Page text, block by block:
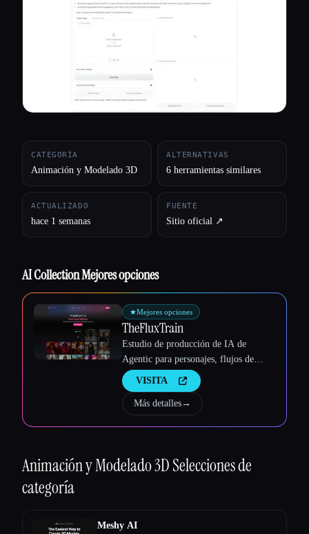
Todas las categorías
Esc
CATEGORÍA
Animación y Modelado 3D
ALTERNATIVAS
6 herramientas similares
ACTUALIZADO
hace 1 semanas
FUENTE
Sitio oficial ↗︎
AI Collection Mejores opciones
★Mejores opciones
TheFluxTrain
Estudio de producción de IA de
Agentic para personajes, flujos de
trabajo y vídeos coherentes
VISITA
Más detalles→
Animación y Modelado 3DSelecciones de
categoría
Meshy AI